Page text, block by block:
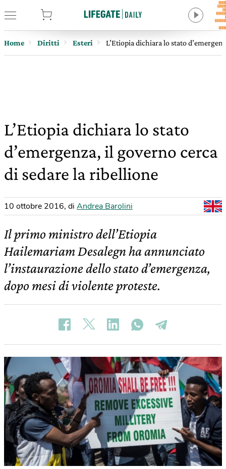
Home Diritti Esteri L’Etiopia dichiara lo stato
L’Etiopia dichiara lo stato
d’emergenza, il governo cerca
di sedare la ribellione
10 ottobre 2016, di Andrea Barolini
Il primo ministro dell’Etiopia
Hailemariam Desalegn ha annunciato
l’instaurazione dello stato d’emergenza,
dopo mesi di violente proteste.